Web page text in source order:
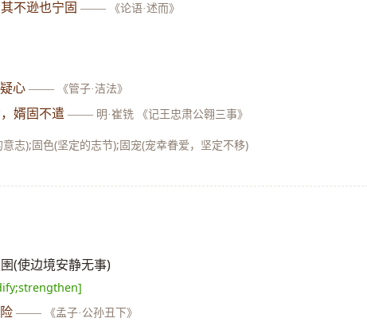
不逊也宁固 —— 《论语·述而》
心 —— 《管子·洁法》
婿固不遣 —— 明·崔铣 《记王忠肃公翱三事》
志);固色(坚定的志节);固宠(宠幸眷爱，坚定不移)
(使边境安静无事)
—— 《孟子·公孙丑下》